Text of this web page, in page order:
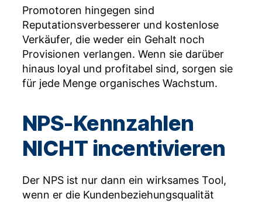
Promotoren hingegen sind
Reputationsverbesserer und kostenlose
Verkäufer, die weder ein Gehalt noch
Provisionen verlangen. Wenn sie darüber
hinaus loyal und profitabel sind, sorgen sie
für jede Menge organisches Wachstum.
NPS-Kennzahlen
NICHT incentivieren
Der NPS ist nur dann ein wirksames Tool,
wenn er die Kundenbeziehungsqualität